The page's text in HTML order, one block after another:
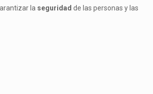
la seguridad de las personas y las